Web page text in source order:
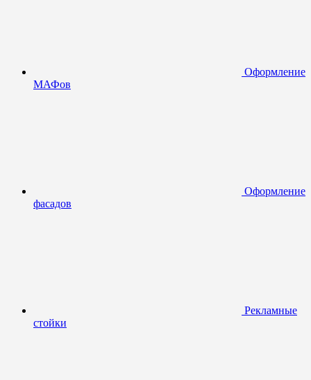
Оформление
МАФов
Оформление
фасадов
Рекламные
стойки